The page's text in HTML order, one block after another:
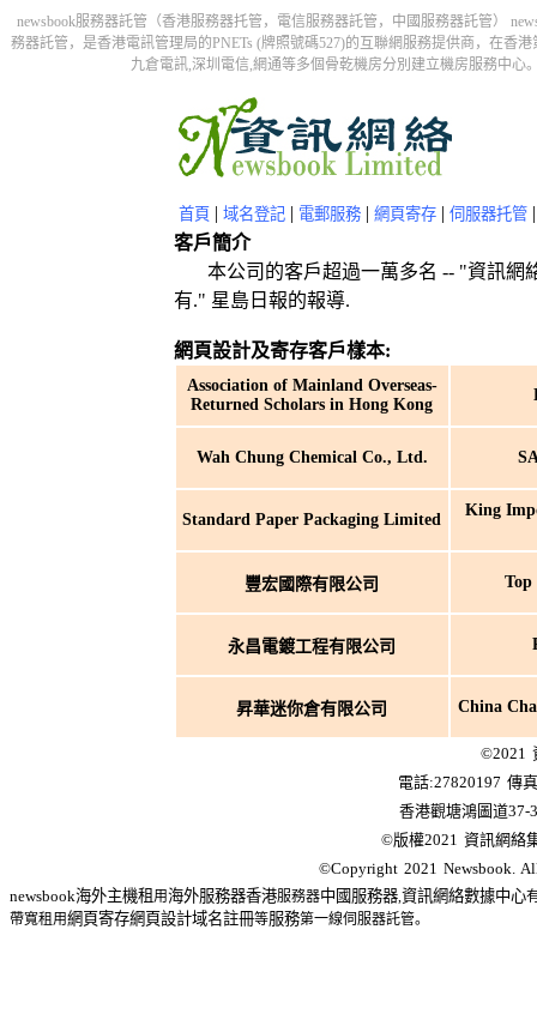
newsbook服務器託管（香港服務器托管，電信服務器託管，中國服務器託管）
務器託管，是香港電訊管理局的PNETs (牌照號碼527)的互聯網服務提供商，在香
九倉電訊,深圳電信,網通等多個骨乾機房分別建立機房服務中心
首頁| 域名登記| 電郵服務| 網頁寄存| 伺服器托管
客戶簡介
本公司的客戶超過一萬多名 -- "資訊網
有." 星島日報的報導.
網頁設計及寄存客戶樣本:
Association of Mainland Overseas-
Returned Scholars in Hong Kong
Wah Chung Chemical Co., Ltd.
Standard Paper Packaging Limited
King
豐宏國際有限公司 Top
永昌電鍍工程有限公司
昇華迷你倉有限公司 China
©2021
電話:27820197 傳
香港觀塘鴻圖道37-
©版權2021 資訊網絡
©Copyright 2021 Newsbook.
newsbook海外主機租用海外服務器香港服務器中國服務器,資訊網絡數據中心
帶寬租用網頁寄存網頁設計域名註冊等服務第一線伺服器託管。